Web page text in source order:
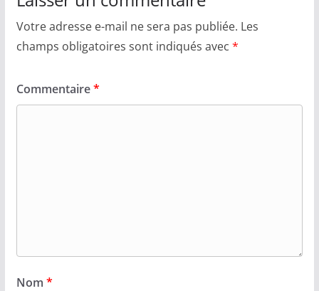
Votre adresse e-mail ne sera pas publiée. Les
champs obligatoires sont indiqués avec *
Commentaire*
Nom *